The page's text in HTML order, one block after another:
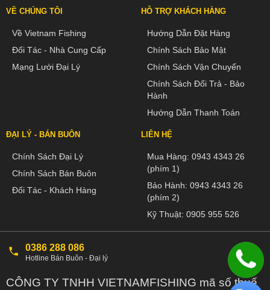
VỀ CHÚNG TÔI
Về Vietnam Fishing
Đối Tác - Nhà Cung Cấp
Mạng Lưới Đại Lý
HỖ TRỢ KHÁCH HÀNG
Hướng Dẫn Đặt Hàng
Chính Sách Bảo Mật
Chính Sách Vận Chuyển
Chính Sách Đổi Trả - Bảo
Hành
Hướng Dẫn Thanh Toán
ĐẠI LÝ - BÁN BUÔN
Chính Sách Đại Lý
Chính Sách Bán Buôn
Đối Tác - Khách Hàng
LIÊN HỆ
Mua Hàng: 0943 4343 26
(phím 1)
Bảo Hành: 0943 4343 26
(phím 2)
Kỹ Thuật: 0905 955 526
0386 288 086
Hotline Bán Buôn - Đại lý
CÔNG TY TNHH VIETNAMFISHING mã số thuế